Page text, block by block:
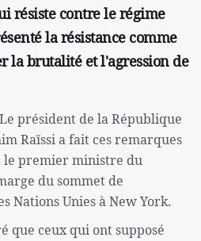
résiste contre le régime
la résistance comme
la brutalité et l'agression de
président de la République
Raïssi a fait ces remarques
le premier ministre du
du sommet de
Nations Unies à New York.
que ceux qui ont supposé